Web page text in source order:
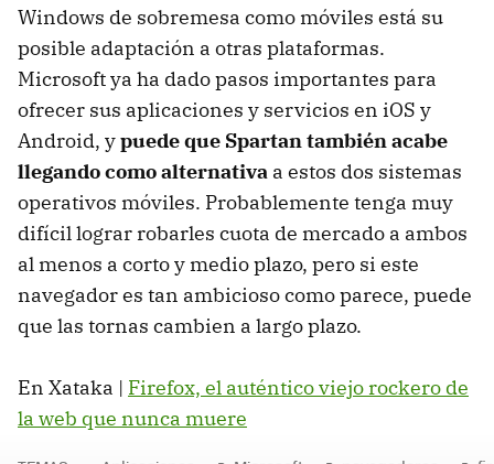
Windows de sobremesa como móviles está su
posible adaptación a otras plataformas.
Microsoft ya ha dado pasos importantes para
ofrecer sus aplicaciones y servicios en iOS y
Android, ypuede que Spartan también acabe
llegando como alternativa a estos dos sistemas
operativos móviles. Probablemente tenga muy
difícil lograr robarles cuota de mercado a ambos
al menos a corto y medio plazo, pero si este
navegador es tan ambicioso como parece, puede
que las tornas cambien a largo plazo.
En Xataka | Firefox, el auténtico viejo rockero de
la web que nunca muere